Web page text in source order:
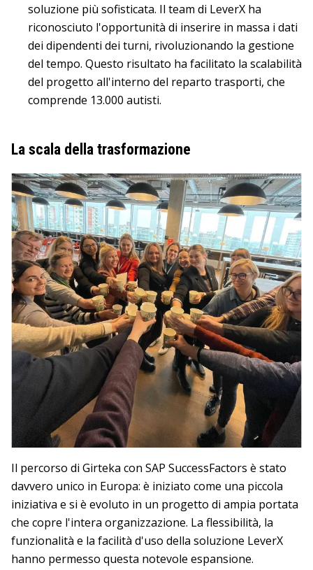
soluzione più sofisticata. Il team di LeverX ha
riconosciuto l'opportunità di inserire in massa i dati
dei dipendenti dei turni, rivoluzionando la gestione
del tempo. Questo risultato ha facilitato la scalabilità
del progetto all'interno del reparto trasporti, che
comprende 13.000 autisti.
La scala della trasformazione
Il percorso di Girteka con SAP SuccessFactors è stato
davvero unico in Europa: è iniziato come una piccola
iniziativa e si è evoluto in un progetto di ampia portata
che copre l'intera organizzazione. La flessibilità, la
funzionalità e la facilità d'uso della soluzione LeverX
hanno permesso questa notevole espansione.